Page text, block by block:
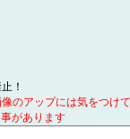
！
のアップには気をつけ
があります